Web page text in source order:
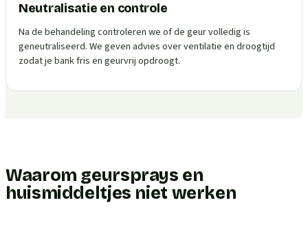
Neutralisatie en controle
Na de behandeling controleren we of de geur volledig is
geneutraliseerd. We geven advies over ventilatie en droogtijd
zodat je bank fris en geurvrij opdroogt.
Waarom geursprays en
huismiddeltjes niet werken